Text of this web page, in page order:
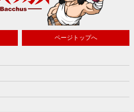
ページトップへ